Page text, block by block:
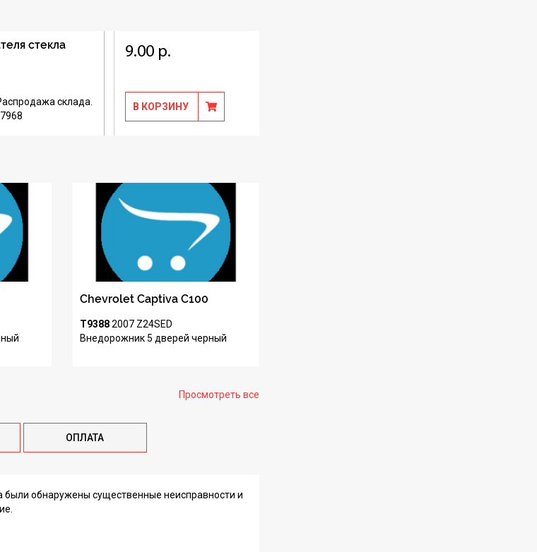
стекла
склада.
9.00 р.
В КОРЗИНУ
Chevrolet Captiva C100
T93882007 Z24SED
Внедорожник 5 дверей черный
Просмотреть все
ОПЛАТА
были обнаружены существенные неисправности и